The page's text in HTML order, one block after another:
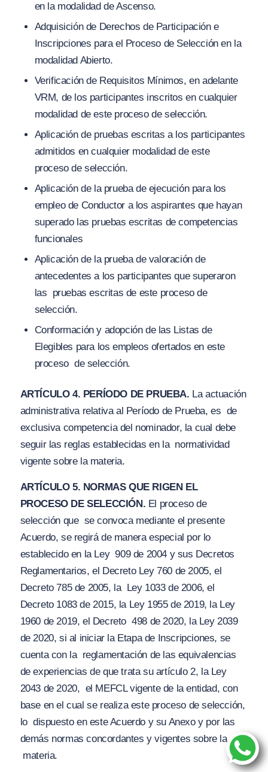
en la modalidad de Ascenso.
Adquisición de Derechos de Participación e
Inscripciones para el Proceso de Selección en la
modalidad Abierto.
Verificación de Requisitos Mínimos, en adelante
VRM, de los participantes inscritos en cualquier
modalidad de este proceso de selección.
Aplicación de pruebas escritas a los participantes
admitidos en cualquier modalidad de este
proceso de selección.
Aplicación de la prueba de ejecución para los
empleo de Conductor a los aspirantes que hayan
superado las pruebas escritas de competencias
funcionales
Aplicación de la prueba de valoración de
antecedentes a los participantes que superaron
las pruebas escritas de este proceso de
selección.
Conformación y adopción de las Listas de
Elegibles para los empleos ofertados en este
proceso de selección.
ARTÍCULO 4. PERÍODO DE PRUEBA. La actuación
administrativa relativa al Período de Prueba, es de
exclusiva competencia del nominador, la cual debe
seguir las reglas establecidas en la normatividad
vigente sobre la materia.
ARTÍCULO 5. NORMAS QUE RIGEN EL
PROCESO DE SELECCIÓN. El proceso de
selección que se convoca mediante el presente
Acuerdo, se regirá de manera especial por lo
establecido en la Ley 909 de 2004 y sus Decretos
Reglamentarios, el Decreto Ley 760 de 2005, el
Decreto 785 de 2005, la Ley 1033 de 2006, el
Decreto 1083 de 2015, la Ley 1955 de 2019, la Ley
1960 de 2019, el Decreto 498 de 2020, la Ley 2039
de 2020, si al iniciar la Etapa de Inscripciones, se
cuenta con la reglamentación de las equivalencias
de experiencias de que trata su artículo 2, la Ley
2043 de 2020, el MEFCL vigente de la entidad, con
base en el cual se realiza este proceso de selección,
lo dispuesto en este Acuerdo y su Anexo y por las
demás normas concordantes y vigentes sobre la
materia.